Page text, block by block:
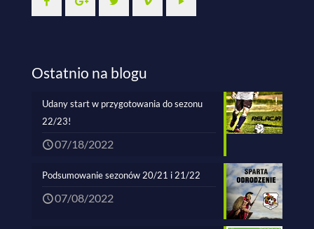
Ostatnio na blogu
Udany start w przygotowania do sezonu
22/23!
07/18/2022
Podsumowanie sezonów 20/21 i 21/22
07/08/2022